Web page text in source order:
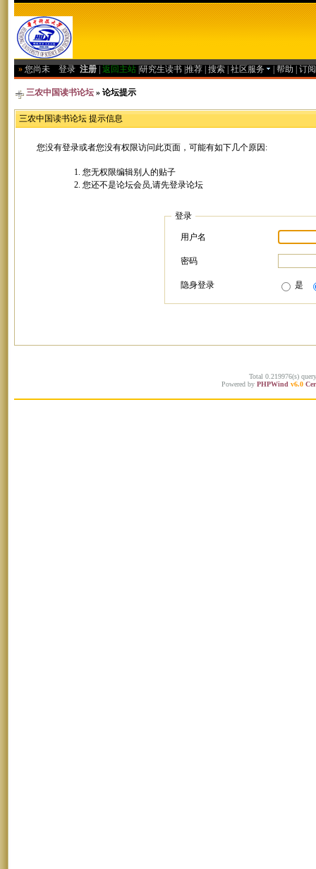
» 您尚未 登录 注册 返回主站 研究生读书 推荐 搜索 社区服务 帮助 订
三农中国读书论坛 » 论坛提示
三农中国读书论坛 提示信息
您没有登录或者您没有权限访问此页面，可能有如下几个原因:
您无权限编辑别人的贴子
您还不是论坛会员,请先登录论坛
登录
用户名
密码
隐身登录 是
Total 0.219976(s)
Powered by PHPWind v6.0